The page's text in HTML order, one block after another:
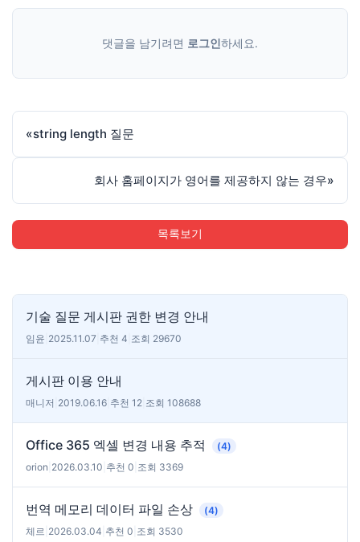
댓글을 남기려면 로그인하세요.
«string length 질문
회사 홈페이지가 영어를 제공하지 않는 경우»
목록보기
기술 질문 게시판 권한 변경 안내
임윤 2025.11.07 추천 4 조회 29670
게시판 이용 안내
매니저 2019.06.16 추천 12 조회 108688
Office 365 엑셀 변경 내용 추적
(4)
orion 2026.03.10 추천 0 조회 3369
번역 메모리 데이터 파일 손상
(4)
체르 2026.03.04 추천 0 조회 3530